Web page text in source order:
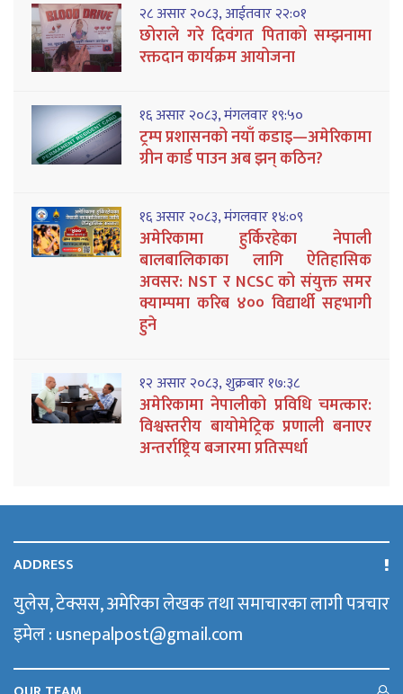
२८ असार २०८३, आईतवार २२:०१
छोराले गरे दिवंगत पिताको सम्झनामा
रक्तदान कार्यक्रम आयोजना
१६ असार २०८३, मंगलवार १९:५०
ट्रम्प प्रशासनको नयाँ कडाइ—अमेरिकामा
ग्रीन कार्ड पाउन अब झन् कठिन?
१६ असार २०८३, मंगलवार १४:०९
अमेरिकामा हुर्किरहेका नेपाली
बालबालिकाका लागि ऐतिहासिक
अवसर: NST र NCSC को संयुक्त समर
क्याम्पमा करिब ४०० विद्यार्थी सहभागी
हुने
१२ असार २०८३, शुक्रबार १७:३८
अमेरिकामा नेपालीको प्रविधि चमत्कार:
विश्वस्तरीय बायोमेट्रिक प्रणाली बनाएर
अन्तर्राष्ट्रिय बजारमा प्रतिस्पर्धा
ADDRESS
युलेस, टेक्सस, अमेरिका लेखक तथा समाचारका लागी पत्रचार
इमेल : usnepalpost@gmail.com